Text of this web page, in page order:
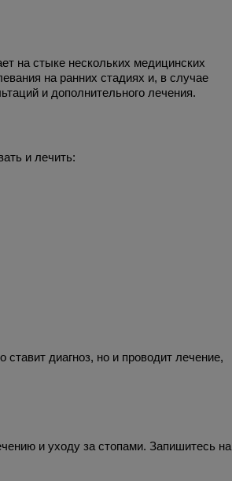
на стыке нескольких медицинских
на ранних стадиях и, в случае
и дополнительного лечения.
и лечить:
диагноз, но и проводит лечение,
и уходу за стопами. Запишитесь на